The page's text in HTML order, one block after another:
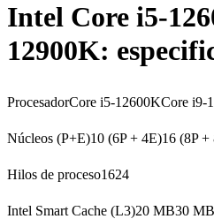
Intel Core i5-
12900K:
ProcesadorCore i5-12600KCore i9-
Núcleos (P+E)10 (6P + 4E)16 (8P +
Hilos de proceso1624
Intel Smart Cache (L3)20 MB30 MB